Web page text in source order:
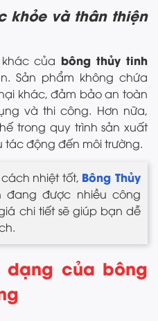
khỏe và thân thiện
của bông thủy tinh
Sản phẩm không chứa
khác, đảm bảo an toàn
và thi công. Hơn nữa,
trong quy trình sản xuất
động đến môi trường.
nhiệt tốt, Bông Thủy
đang được nhiều công
chi tiết sẽ giúp bạn dễ
dạng của bông